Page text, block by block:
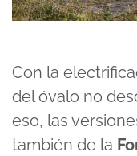
Con la
del óvalo no
eso, las
también de la